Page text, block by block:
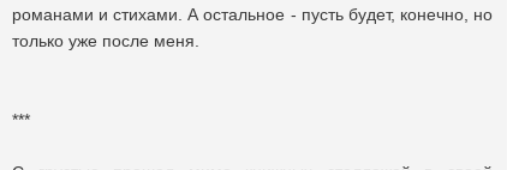
романами и стихами. А остальное - пусть будет, конечно, но
только уже после меня.
***